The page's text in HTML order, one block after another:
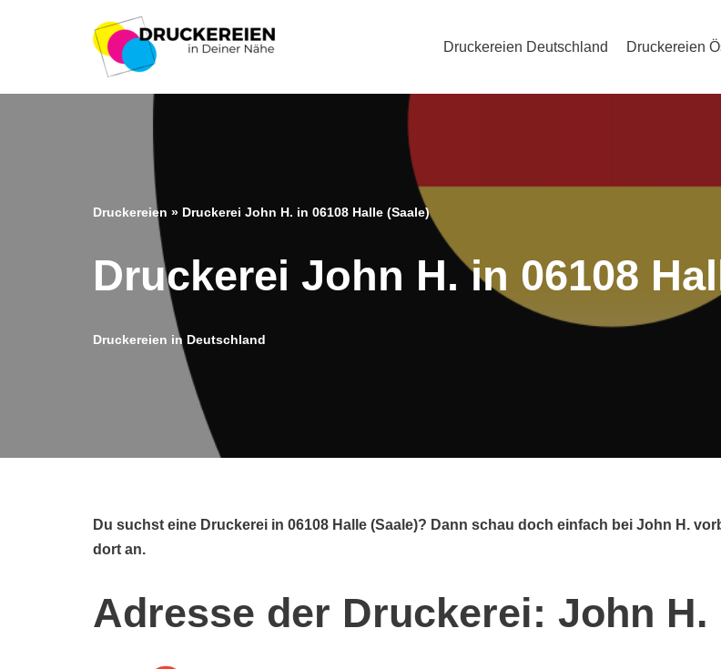
Druckereien Deutschland Druckereien
Druckereien » Druckerei John H. in 06108 Halle (Saale)
Druckerei John H. in 06108
Druckereien in Deutschland
Du suchst eine Druckerei in 06108 Halle (Saale)? Dann schau doch einfach bei John H.
dort an.
Adresse der Druckerei: John H.